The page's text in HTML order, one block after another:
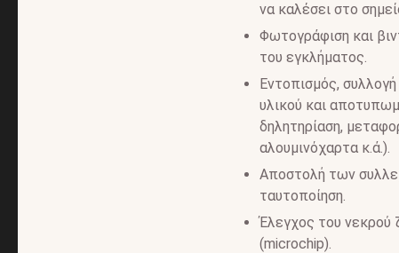
να καλέσει στο
Φωτογράφιση και
του εγκλήματος.
Εντοπισμός,
υλικού και
δηλητηρίαση,
αλουμινόχαρτα κ.ά.).
Αποστολή των
ταυτοποίηση.
Έλεγχος του νεκρού
(microchip).